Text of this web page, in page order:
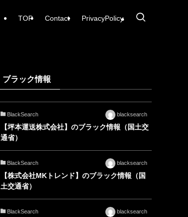
TOP Contact PrivacyPolicy
ブラック情報
BlackSearch blacksearch
【坪本運送株式会社】のブラック情報（国土交
通省）
BlackSearch blacksearch
【株式会社MKトレンド】のブラック情報（国
土交通省）
BlackSearch blacksearch